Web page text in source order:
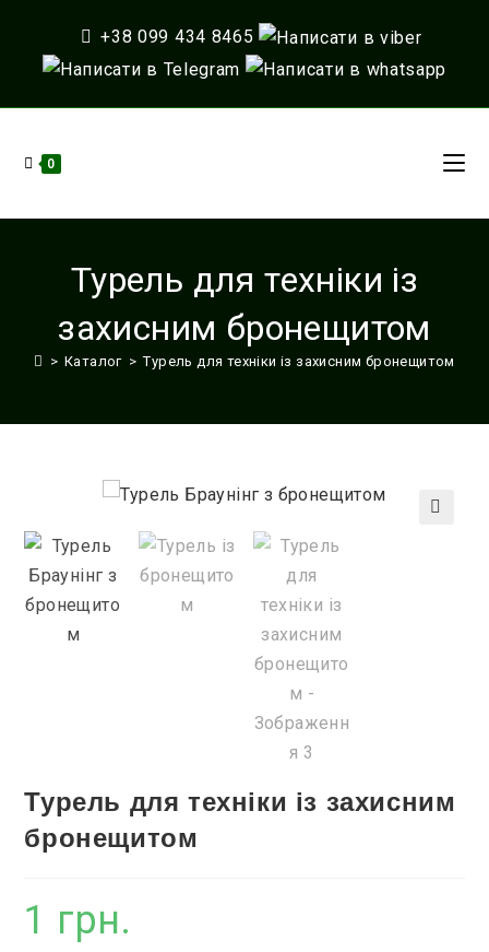
вмісту
+38 099 434 8465
0
Турель для техніки із
захисним бронещитом
> Каталог > Турель для техніки із захисним бронещитом
Турель для техніки із захисним
бронещитом
1 грн.